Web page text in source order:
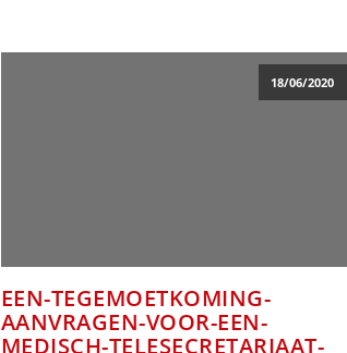
18/06/2020
EEN-TEGEMOETKOMING-
AANVRAGEN-VOOR-EEN-
MEDISCH-TELESECRETARIAAT-